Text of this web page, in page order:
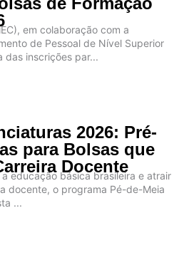
em colaboração com a
de Pessoal de Nível Superior
das inscrições par...
2026: Pré-
para Bolsas que
Docente
educação básica brasileira e atrair
docente, o programa Pé-de-Meia
...